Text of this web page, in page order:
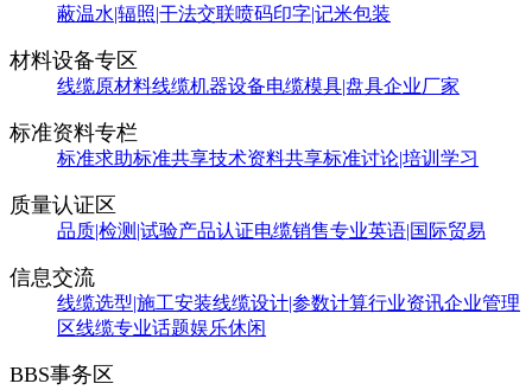
蔽温水|辐照|干法交联喷码印字|记米包装
材料设备专区
线缆原材料线缆机器设备电缆模具|盘具企业厂家
标准资料专栏
标准求助标准共享技术资料共享标准讨论|培训学习
质量认证区
品质|检测|试验产品认证电缆销售专业英语|国际贸易
信息交流
线缆选型|施工安装线缆设计|参数计算行业资讯企业管理
区线缆专业话题娱乐休闲
BBS事务区